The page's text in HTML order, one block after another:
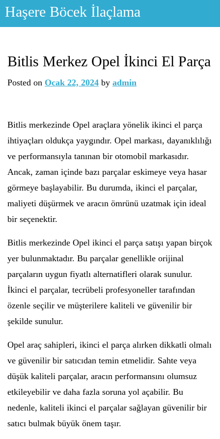
Skip
Haşere Böcek İlaçlama
Bitlis Merkez Opel İkinci El Parça
Posted on Ocak 22, 2024 by admin
Bitlis merkezinde Opel araçlara yönelik ikinci el parça
ihtiyaçları oldukça yaygındır. Opel markası, dayanıklılığı
ve performansıyla tanınan bir otomobil markasıdır.
Ancak, zaman içinde bazı parçalar eskimeye veya hasar
görmeye başlayabilir. Bu durumda, ikinci el parçalar,
maliyeti düşürmek ve aracın ömrünü uzatmak için ideal
bir seçenektir.
Bitlis merkezinde Opel ikinci el parça satışı yapan birçok
yer bulunmaktadır. Bu parçalar genellikle orijinal
parçaların uygun fiyatlı alternatifleri olarak sunulur.
İkinci el parçalar, tecrübeli profesyoneller tarafından
özenle seçilir ve müşterilere kaliteli ve güvenilir bir
şekilde sunulur.
Opel araç sahipleri, ikinci el parça alırken dikkatli olmalı
ve güvenilir bir satıcıdan temin etmelidir. Sahte veya
düşük kaliteli parçalar, aracın performansını olumsuz
etkileyebilir ve daha fazla soruna yol açabilir. Bu
nedenle, kaliteli ikinci el parçalar sağlayan güvenilir bir
satıcı bulmak büyük önem taşır.